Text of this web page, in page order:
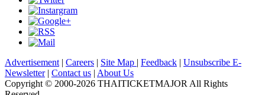
Advertisement | Careers | Site Map | Feedback | Unsubscribe E-
Newsletter| Contact us | About Us
Copyright © 2000-2026 THAITICKETMAJOR All Rights